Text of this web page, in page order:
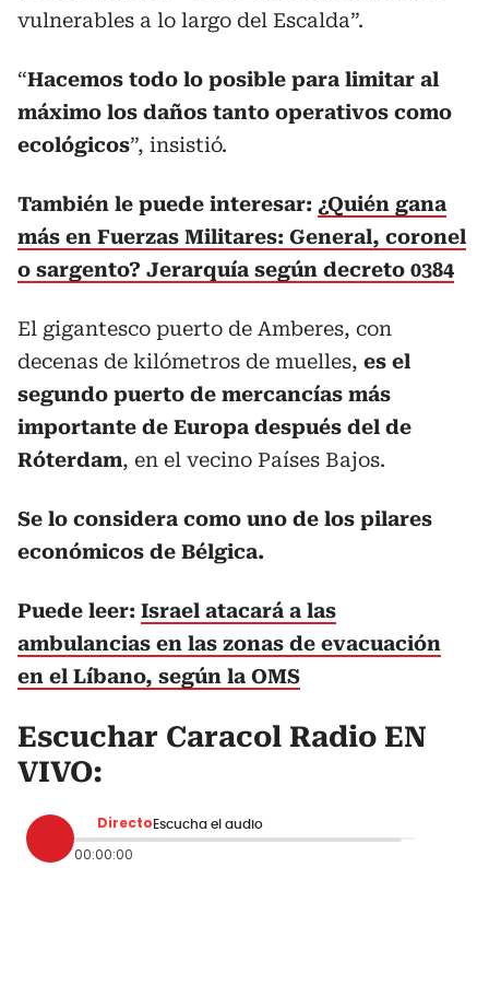
vulnerables a lo largo del Escalda”.
“Hacemos todo lo posible para limitar al
máximo los daños tanto operativos como
ecológicos”, insistió.
También le puede interesar: ¿Quién gana
más en Fuerzas Militares: General, coronel
o sargento? Jerarquía según decreto 0384
El gigantesco puerto de Amberes, con
decenas de kilómetros de muelles, es el
segundo puerto de mercancías más
importante de Europa después del de
Róterdam, en el vecino Países Bajos.
Se lo considera como uno de los pilares
económicos de Bélgica.
Puede leer: Israel atacará a las
ambulancias en las zonas de evacuación
en el Líbano, según la OMS
Escuchar Caracol Radio EN
VIVO:
Directo Escucha el audio
00:00:00